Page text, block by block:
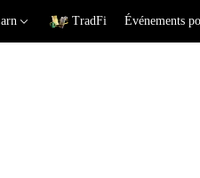
TradFi Événements